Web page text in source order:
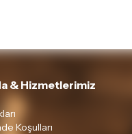
& Hizmetlerimiz
Koşulları